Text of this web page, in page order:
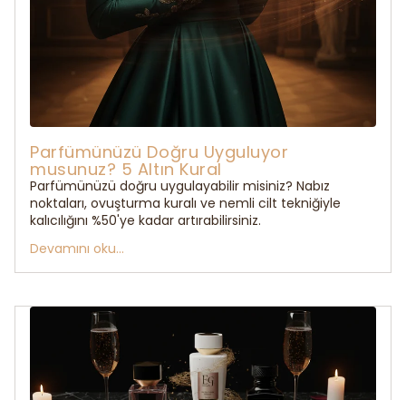
Parfümünüzü Doğru Uyguluyor
musunuz? 5 Altın Kural
Parfümünüzü doğru uygulayabilir misiniz? Nabız
noktaları, ovuşturma kuralı ve nemli cilt tekniğiyle
kalıcılığını %50'ye kadar artırabilirsiniz.
Devamını oku...